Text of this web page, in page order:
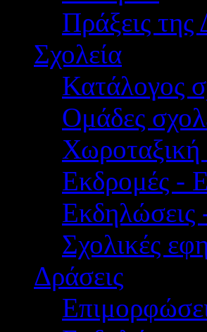
Πράξεις
Σχολεία
Κατάλογος
Ομάδες
Εκδρομές -
Εκδηλώσεις
Σχολικές
Δράσεις